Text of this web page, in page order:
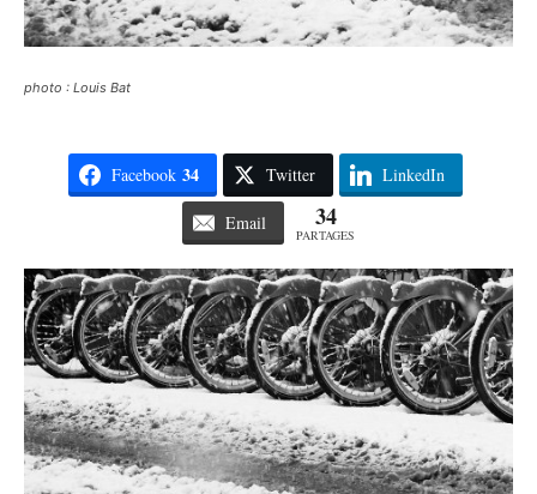
photo : Louis Bat
Facebook 34 Twitter LinkedIn
Email 34
PARTAGES